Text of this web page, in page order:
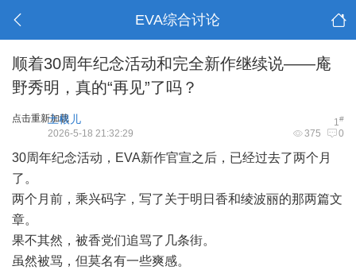
EVA综合讨论
顺着30周年纪念活动和完全新作继续说——庵
野秀明，真的“再见”了吗？
点击重新加载 1#
土根儿
375 0
2026-5-18 21:32:29
30周年纪念活动，EVA新作官宣之后，已经过去了两个月
了。
两个月前，乘兴码字，写了关于明日香和绫波丽的那两篇文
章。
果不其然，被香党们追骂了几条街。
虽然被骂，但莫名有一些爽感。